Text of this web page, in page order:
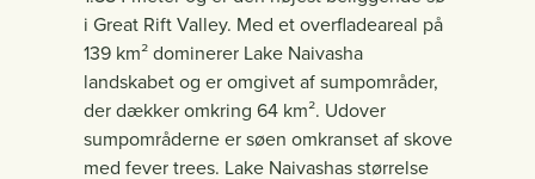
i Great Rift Valley. Med et overfladeareal på
139 km² dominerer Lake Naivasha
landskabet og er omgivet af sumpområder,
der dækker omkring 64 km². Udover
sumpområderne er søen omkranset af skove
med fever trees. Lake Naivashas størrelse